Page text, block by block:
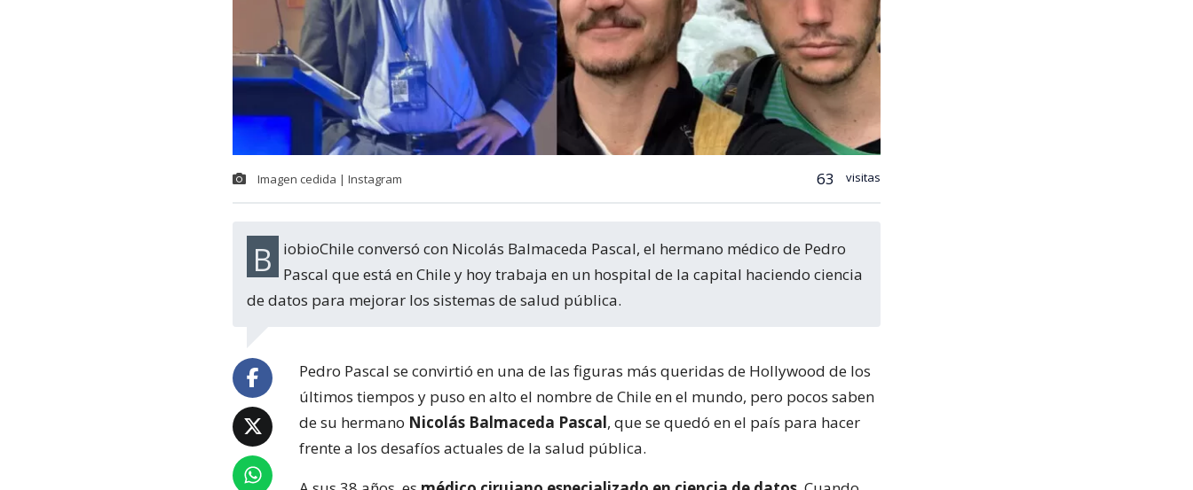
Imagen cedida | Instagram 63 visitas
BiobioChile conversó con Nicolás Balmaceda Pascal, el hermano médico de Pedro
Pascal que está en Chile y hoy trabaja en un hospital de la capital haciendo ciencia
de datos para mejorar los sistemas de salud pública.
Pedro Pascal se convirtió en una de las figuras más queridas de Hollywood de los
últimos tiempos y puso en alto el nombre de Chile en el mundo, pero pocos saben
de su hermano Nicolás Balmaceda Pascal, que se quedó en el país para hacer
frente a los desafíos actuales de la salud pública.